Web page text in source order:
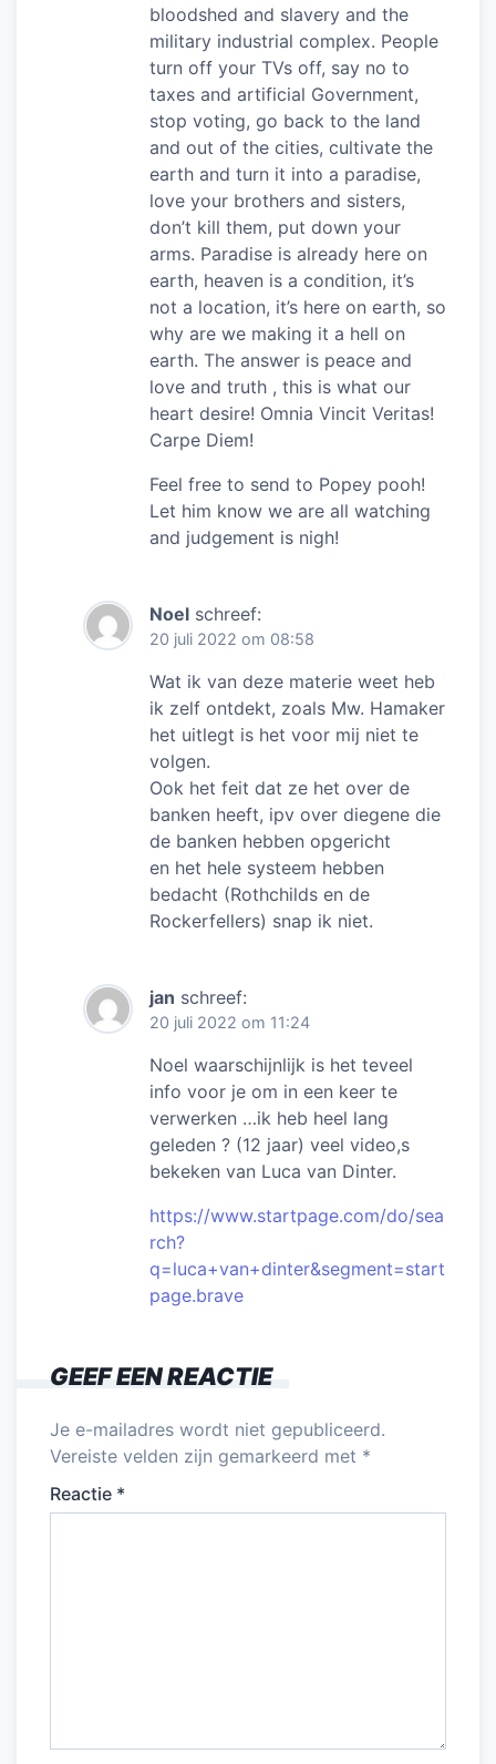
bloodshed and slavery and the
military industrial complex. People
turn off your TVs off, say no to
taxes and artificial Government,
stop voting, go back to the land
and out of the cities, cultivate the
earth and turn it into a paradise,
love your brothers and sisters,
don’t kill them, put down your
arms. Paradise is already here on
earth, heaven is a condition, it’s
not a location, it’s here on earth, so
why are we making it a hell on
earth. The answer is peace and
love and truth , this is what our
heart desire! Omnia Vincit Veritas!
Carpe Diem!
Feel free to send to Popey pooh!
Let him know we are all watching
and judgement is nigh!
Noel schreef:
20 juli 2022 om 08:58
Wat ik van deze materie weet heb
ik zelf ontdekt, zoals Mw. Hamaker
het uitlegt is het voor mij niet te
volgen.
Ook het feit dat ze het over de
banken heeft, ipv over diegene die
de banken hebben opgericht
en het hele systeem hebben
bedacht (Rothchilds en de
Rockerfellers) snap ik niet.
jan schreef:
20 juli 2022 om 11:24
Noel waarschijnlijk is het teveel
info voor je om in een keer te
verwerken …ik heb heel lang
geleden ? (12 jaar) veel video,s
bekeken van Luca van Dinter.
https://www.startpage.com/do/sea
rch?
q=luca+van+dinter&segment=start
page.brave
GEEF EEN REACTIE
Je e-mailadres wordt niet gepubliceerd.
Vereiste velden zijn gemarkeerd met *
Reactie *